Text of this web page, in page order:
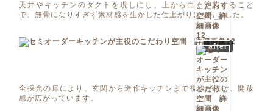
天井やキッチンのダクトを現しにし、上から白く塗装すること
で、無骨になりすぎず素材感を生かした仕上がりになりました。
after
全採光の扉により、玄関から造作キッチンまで視線が抜け、開放
感が広がっています。